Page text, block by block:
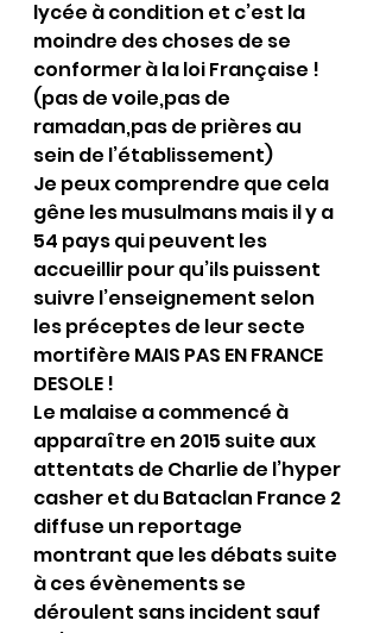
lycée à condition et c’est la
moindre des choses de se
conformer à la loi Française !
(pas de voile,pas de
ramadan,pas de prières au
sein de l’établissement)
Je peux comprendre que cela
gêne les musulmans mais il y a
54 pays qui peuvent les
accueillir pour qu’ils puissent
suivre l’enseignement selon
les préceptes de leur secte
mortifère MAIS PAS EN FRANCE
DESOLE !
Le malaise a commencé à
apparaître en 2015 suite aux
attentats de Charlie de l’hyper
casher et du Bataclan France 2
diffuse un reportage
montrant que les débats suite
à ces évènements se
déroulent sans incident sauf